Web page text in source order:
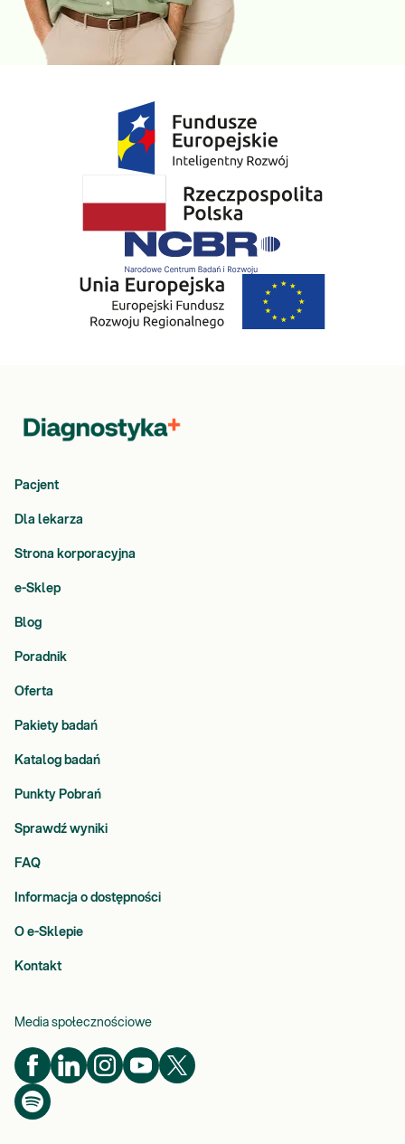
Pacjent
Dla lekarza
Strona korporacyjna
e-Sklep
Blog
Poradnik
Oferta
Pakiety badań
Katalog badań
Punkty Pobrań
Sprawdź wyniki
FAQ
Informacja o dostępności
O e-Sklepie
Kontakt
Media społecznościowe